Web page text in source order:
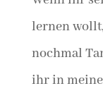
lernen
nochmal
ihr in